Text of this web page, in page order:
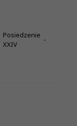
Posiedzenie
XXIV
-